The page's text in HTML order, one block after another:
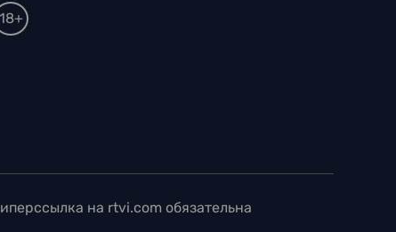
18+
на rtvi.com обязательна